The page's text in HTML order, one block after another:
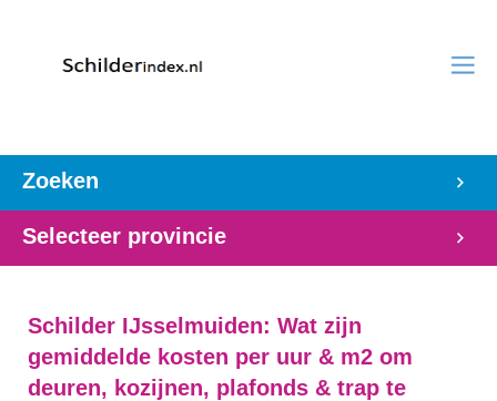
Zoeken
Selecteer provincie
Schilder IJsselmuiden: Wat zijn
gemiddelde kosten per uur & m2 om
deuren, kozijnen, plafonds & trap te